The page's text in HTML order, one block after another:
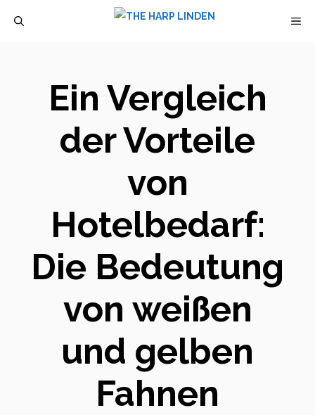
Ein Vergleich
der Vorteile
von
Hotelbedarf:
Die Bedeutung
von weißen
und gelben
Fahnen